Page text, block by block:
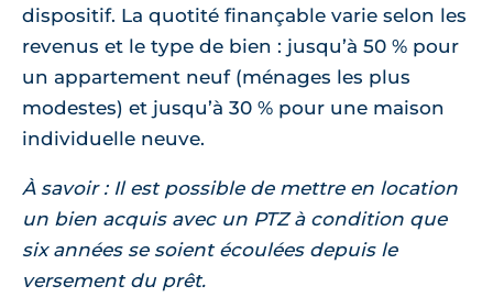
dispositif. La quotité finançable varie selon les
revenus et le type de bien : jusqu’à 50 % pour
un appartement neuf (ménages les plus
modestes) et jusqu’à 30 % pour une maison
individuelle neuve.
À savoir : Il est possible de mettre en location
un bien acquis avec un PTZ à condition que
six années se soient écoulées depuis le
versement du prêt.